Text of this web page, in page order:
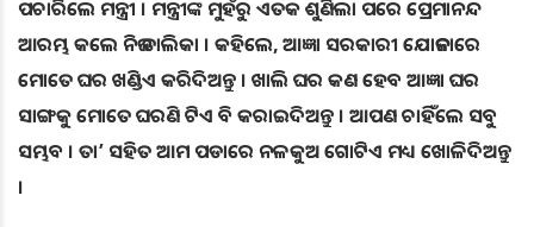
ପଚାରିଲେ ମନ୍ତ୍ରୀ । ମନ୍ତ୍ରୀଙ୍କ ମୁହଁରୁ ଏତକ ଶୁଣିଲା ପରେ ପ୍ରେମାନନ୍ଦ
ଆରମ୍ଭ କଲେ ନିଜ ତାଲିକା । କହିଲେ, ଆଜ୍ଞା ସରକାରୀ ଯୋଜନାରେ
ମୋତେ ଘର ଖଣ୍ଡିଏ କରିଦିଅନ୍ତୁ । ଖାଲି ଘର କଣ ହେବ ଆଜ୍ଞା ଘର
ସାଙ୍ଗକୁ ମୋତେ ଘରଣି ଟିଏ ବି କରାଇଦିଅନ୍ତୁ । ଆପଣ ଚାହିଁଲେ ସବୁ
ସମ୍ଭବ । ତା’ ସହିତ ଆମ ପଡାରେ ନଳକୁଅ ଗୋଟିଏ ମଧ୍ୟ ଖୋଳିଦିଅନ୍ତୁ
।